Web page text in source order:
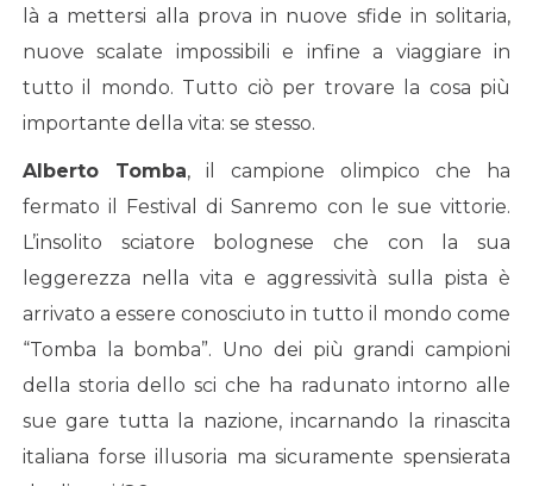
là a mettersi alla prova in nuove sfide in solitaria,
nuove scalate impossibili e infine a viaggiare in
tutto il mondo. Tutto ciò per trovare la cosa più
importante della vita: se stesso.
Alberto Tomba, il campione olimpico che ha
fermato il Festival di Sanremo con le sue vittorie.
L’insolito sciatore bolognese che con la sua
leggerezza nella vita e aggressività sulla pista è
arrivato a essere conosciuto in tutto il mondo come
“Tomba la bomba”. Uno dei più grandi campioni
della storia dello sci che ha radunato intorno alle
sue gare tutta la nazione, incarnando la rinascita
italiana forse illusoria ma sicuramente spensierata